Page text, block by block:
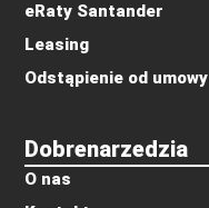
Dobrenarzedzia
O nas
eRaty Santander
Leasing
Odstąpienie od umowy